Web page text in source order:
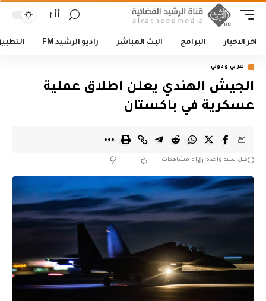
أأ
اخر الاخبار البرامج البث المباشر راديو الرشيد FM
عربي ودولي
الجيش الهندي يعلن اطلاق عملية
عسكرية في باكستان
قبل سنة واحدة 51 مشاهدات